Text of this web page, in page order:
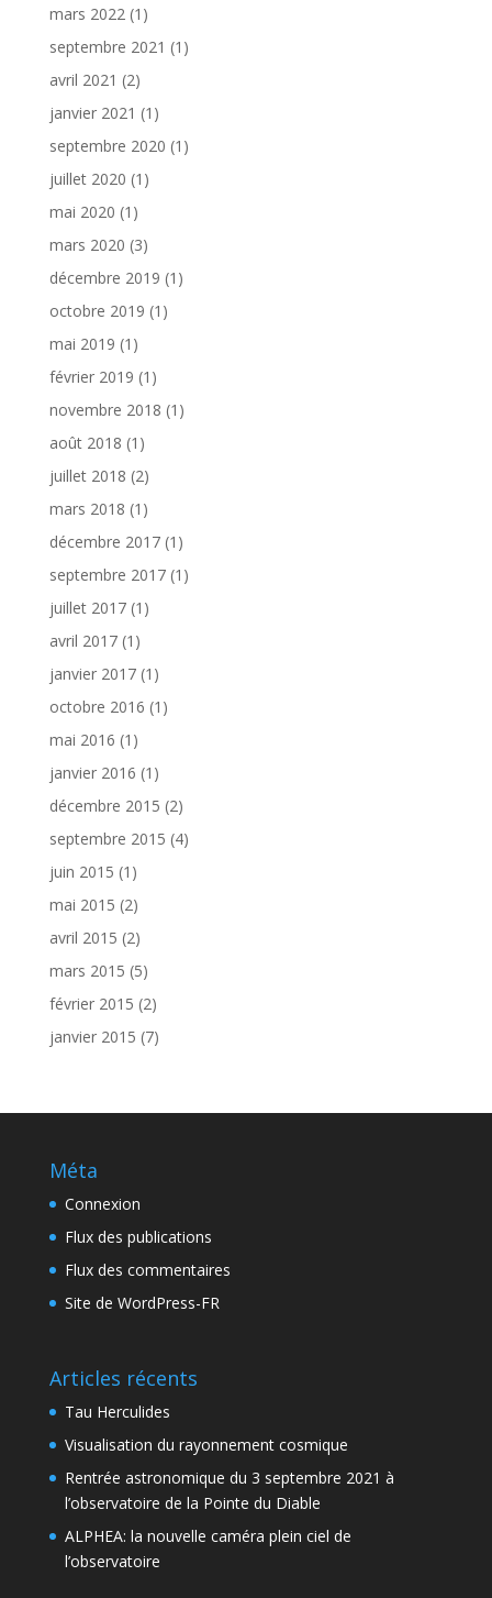
mars 2022(1)
septembre 2021 (1)
avril 2021 (2)
janvier 2021 (1)
septembre 2020 (1)
juillet 2020 (1)
mai 2020 (1)
mars 2020 (3)
décembre 2019 (1)
octobre 2019 (1)
mai 2019 (1)
février 2019 (1)
novembre 2018 (1)
août 2018 (1)
juillet 2018 (2)
mars 2018 (1)
décembre 2017(1)
septembre 2017(1)
juillet 2017(1)
avril 2017(1)
janvier 2017(1)
octobre 2016 (1)
mai 2016 (1)
janvier 2016 (1)
décembre 2015 (2)
septembre 2015 (4)
juin 2015 (1)
mai 2015 (2)
avril 2015 (2)
mars 2015 (5)
février 2015 (2)
janvier 2015 (7)
Méta
Connexion
Flux des publications
Flux des commentaires
Site de WordPress-FR
Articles récents
Tau Herculides
Visualisation du rayonnement cosmique
Rentrée astronomique du 3 septembre 2021 à
l’observatoire de la Pointe du Diable
ALPHEA: la nouvelle caméra plein ciel de
l’observatoire